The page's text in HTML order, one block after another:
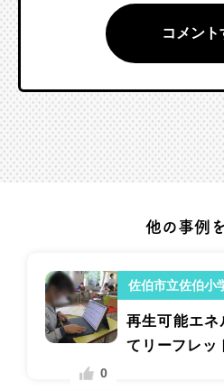
他の事例
佐伯市立佐伯小
0
再生可能エネ
てリーフレッ